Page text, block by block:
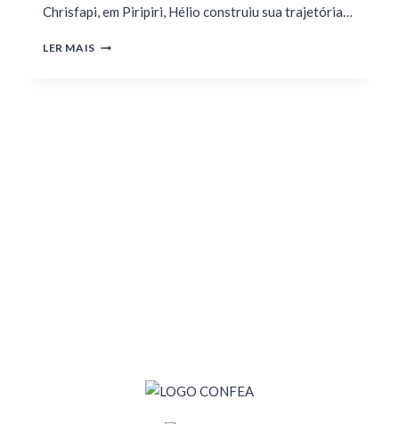
Chrisfapi, em Piripiri, Hélio construiu sua trajetória…
LER MAIS